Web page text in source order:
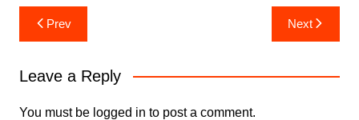
e
b
o
er
p
p
Post
navigation
Prev Next
Leave a Reply
You must be logged in to post a comment.